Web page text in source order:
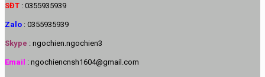
SĐT : 0355935939
Zalo : 0355935939
Skype : ngochien.ngochien3
Email : ngochiencnsh1604@gmail.com